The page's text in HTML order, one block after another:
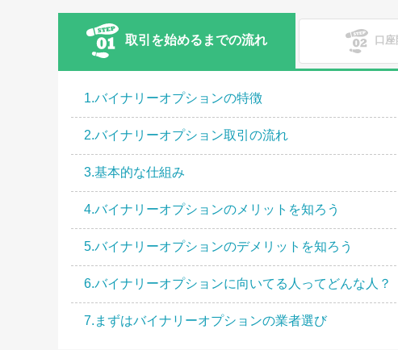
取引を始めるまでの流れ 口
1.バイナリーオプションの特徴
2.バイナリーオプション取引の流れ
3.基本的な仕組み
4.バイナリーオプションのメリットを知ろう
5.バイナリーオプションのデメリットを知ろう
6.バイナリーオプションに向いてる人ってどんな人？
7.まずはバイナリーオプションの業者選び
1.バイナリーオプションの取引種類（取引ルール）を
2.バイナリーオプションの必要資金
3.バイナリーオプションでどれくらい稼げるのか？
4.予算とリスク管理について
5.海外バイナリーオプションの税金・確定申告
1.分析ツールMT4、5について
2.MT4、5のダウンロード方法
3.ローソク足表示による攻略法を完全網羅！
4.移動平均線を使った戦略を使ってみよう！
5.転売(途中決済)を使った攻略法
6.「自称」最強サインツール、それがハリーくん